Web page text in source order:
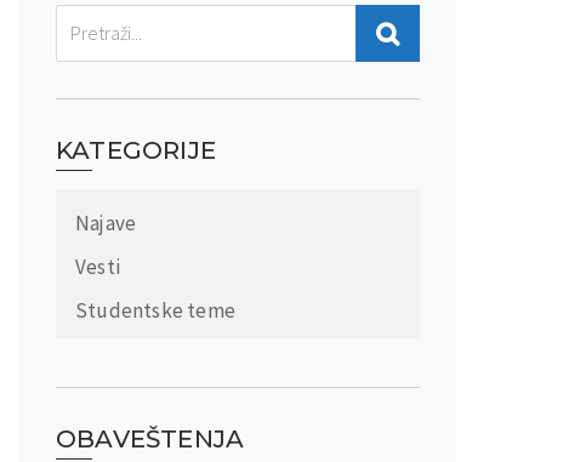
KATEGORIJE
Najave
Vesti
Studentske teme
OBAVEŠTENJA